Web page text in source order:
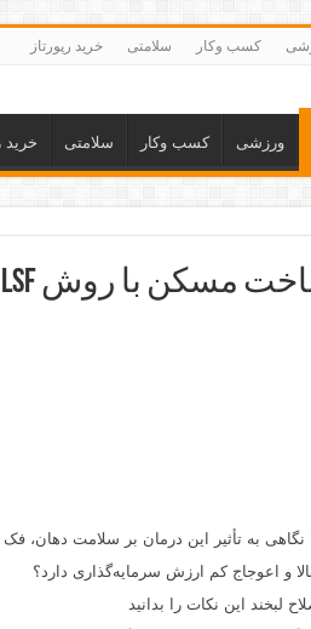
کسب وکار سلامتی خرید رپورتاز
ورزشی کسب وکار سلامتی خرید
نگاهی به تأثیر این درمان بر سلامت دهان،
و اعوجاج کم ارزش سرمایه‌گذاری دارد؟
لبخند این نکات را بدانید